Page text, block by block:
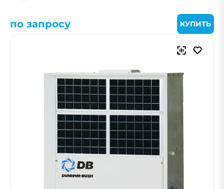
по запросу КУПИТЬ